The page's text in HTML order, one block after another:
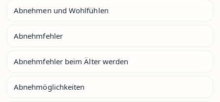
Abnehmen und Wohlfühlen
Abnehmfehler
Abnehmfehler beim Älter werden
Abnehmöglichkeiten